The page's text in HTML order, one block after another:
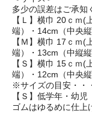
多少の誤差はご承知
【Ｌ】横巾 20ｃｍ
端）・14cm（中央縦
【Ｍ】横巾 17ｃｍ
端）・13cm（中縦縦
【Ｓ】横巾 15ｃｍ
端）・12cm（中央縦
※サイズの目安・・
【Ｓ】低学年・幼児
ゴムはゆるめに仕上